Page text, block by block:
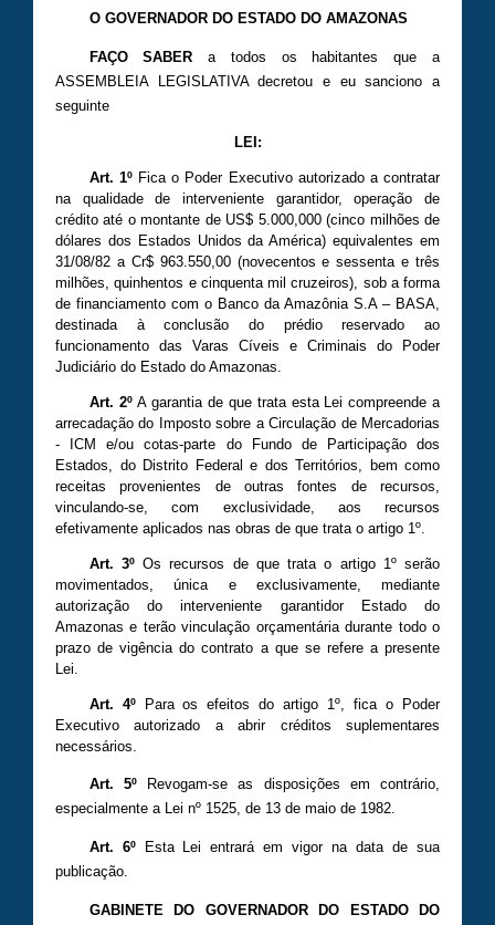
O GOVERNADOR DO ESTADO DO AMAZONAS
FAÇO SABERa todos os habitantes que a
ASSEMBLEIA LEGISLATIVA decretou e eu sanciono a
seguinte
LEI:
Art. 1º Fica o Poder Executivo autorizado a contratar
na qualidade de interveniente garantidor, operação de
crédito até o montante de US$ 5.000,000 (cinco milhões de
dólares dos Estados Unidos da América) equivalentes em
31/08/82 a Cr$ 963.550,00 (novecentos e sessenta e três
milhões, quinhentos e cinquenta mil cruzeiros), sob a forma
de financiamento com o Banco da Amazônia S.A – BASA,
destinada à conclusão do prédio reservado ao
funcionamento das Varas Cíveis e Criminais do Poder
Judiciário do Estado do Amazonas.
Art. 2ºA garantia de que trata esta Lei compreende a
arrecadação do Imposto sobre a Circulação de Mercadorias
- ICM e/ou cotas-parte do Fundo de Participação dos
Estados, do Distrito Federal e dos Territórios, bem como
receitas provenientes de outras fontes de recursos,
vinculando-se, com exclusividade, aos recursos
efetivamente aplicados nas obras de que trata o artigo 1º.
Art. 3ºOs recursos de que trata o artigo 1º serão
movimentados, única e exclusivamente, mediante
autorização do interveniente garantidor Estado do
Amazonas e terão vinculação orçamentária durante todo o
prazo de vigência do contrato a que se refere a presente
Lei.
Art. 4º
Para os efeitos do artigo 1º, fica o Poder
Executivo autorizado a abrir créditos suplementares
necessários.
Art. 5º
Revogam-se as disposições em contrário,
especialmente a Lei nº 1525, de 13 de maio de 1982.
Art. 6º
Esta Lei entrará em vigor na data de sua
publicação.
GABINETE DO GOVERNADOR DO ESTADO DO